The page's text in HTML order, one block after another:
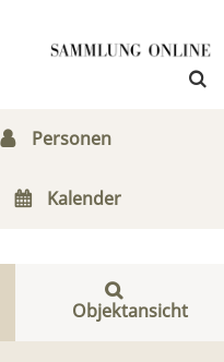
Personen
Kalender
Objektansicht